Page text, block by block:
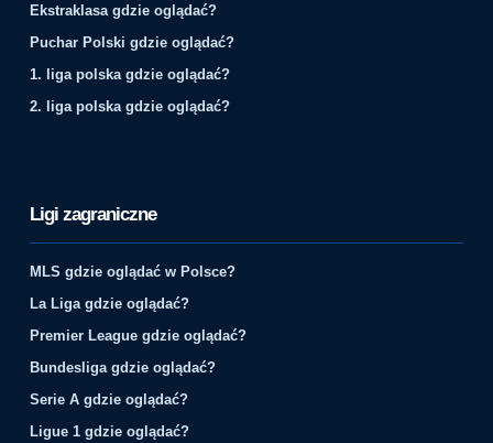
Ekstraklasa gdzie oglądać?
Puchar Polski gdzie oglądać?
1. liga polska gdzie oglądać?
2. liga polska gdzie oglądać?
Ligi zagraniczne
MLS gdzie oglądać w Polsce?
La Liga gdzie oglądać?
Premier League gdzie oglądać?
Bundesliga gdzie oglądać?
Serie A gdzie oglądać?
Ligue 1 gdzie oglądać?